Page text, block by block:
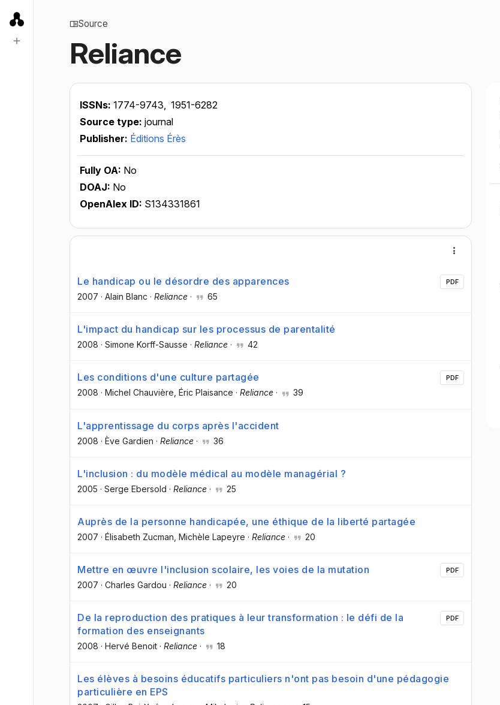
Source
Reliance
ISSNs: 1774-9743, 1951-6282
Source type: journal
Publisher: Éditions Érès
Fully OA: No
DOAJ: No
OpenAlex ID: S134331861
Le handicap ou le désordre des apparences
2007 · Alain Blanc · Reliance · 65
PDF
L'impact du handicap sur les processus de parentalité
2008 · Simone Korff-Sausse · Reliance · 42
Les conditions d'une culture partagée
2008 · Michel Chauvière , Éric Plaisance · Reliance · 39
PDF
L'apprentissage du corps après l'accident
2008 · Ève Gardien · Reliance · 36
L'inclusion : du modèle médical au modèle managérial ?
2005 · Serge Ebersold · Reliance · 25
Auprès de la personne handicapée, une éthique de la liberté partagée
2007 · Élisabeth Zucman , Michèle Lapeyre · Reliance · 20
Mettre en œuvre l'inclusion scolaire, les voies de la mutation
2007 · Charles Gardou · Reliance · 20
PDF
De la reproduction des pratiques à leur transformation : le défi de la
formation des enseignants
2008 · Hervé Benoit · Reliance · 18
PDF
Les élèves à besoins éducatifs particuliers n'ont pas besoin d'une pédagogie
particulière en EPS